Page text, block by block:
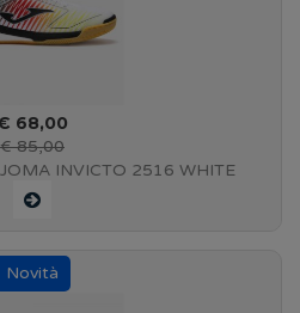
68,00
€ 85,00
INVICTO 2516 WHITE
INDOOR